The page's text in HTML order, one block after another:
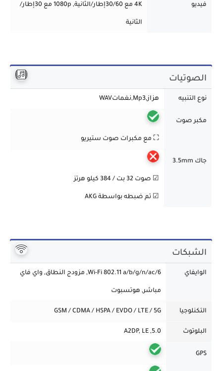
فيديو 4K مع 30/60إطار/الثانية, 1080p مع 30إطار/
الثانية
الصوتيات
نوع التنبيه هزاز,Mp3,نغماتWAV
مكبر صوت
⛶ مع مكبرات صوت ستيريو
جاك 3.5mm
☑ صوت 32 بت / 384 كيلو هرتز
☑ تم ضبطه بواسطة AKG
الشبكات
الوايفاي Wi-Fi 802.11 a/b/g/n/ac/6, مزودج النطاق, واي فاي
مباشر, هوتسبوت
التكنلوجيا GSM / CDMA / HSPA / EVDO / LTE / 5G
البلوتوث 5.0, A2DP, LE
GPS